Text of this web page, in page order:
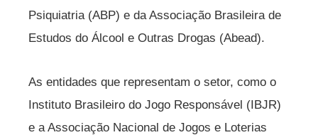
Psiquiatria (ABP) e da Associação Brasileira de
Estudos do Álcool e Outras Drogas (Abead).
As entidades que representam o setor, como o
Instituto Brasileiro do Jogo Responsável (IBJR)
e a Associação Nacional de Jogos e Loterias